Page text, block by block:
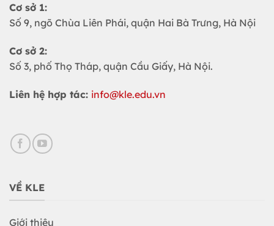
Cơ sở 1:
Số 9, ngõ Chùa Liên Phái, quận Hai Bà Trưng, Hà Nội
Cơ sở 2:
Số 3, phố Thọ Tháp, quận Cầu Giấy, Hà Nội.
Liên hệ hợp tác: info@kle.edu.vn
VỀ KLE
Giới thiệu